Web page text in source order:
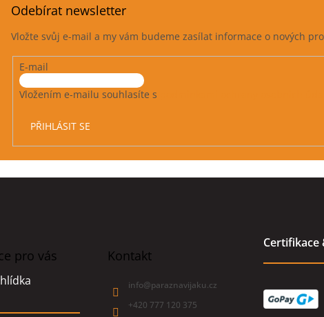
Odebírat newsletter
Vložte svůj e-mail a my vám budeme zasílat informace o nových
E-mail
Vložením e-mailu souhlasíte s
PŘIHLÁSIT SE
pro vás Kontakt
info@paraznavijaku.cz
+420 777 120 375
Certifikace